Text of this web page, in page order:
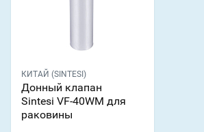
КИТАЙ (SINTESI)
Донный клапан
Sintesi VF-40WM для
раковины